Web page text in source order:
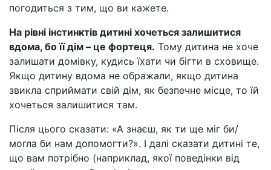
погодиться з тим, що ви кажете.
На рівні інстинктів дитині хочеться залишитися
вдома, бо її дім – це фортеця. Тому дитина не хоче
залишати домівку, кудись їхати чи бігти в сховище.
Якщо дитину вдома не ображали, якщо дитина
звикла сприймати свій дім, як безпечне місце, то їй
хочеться залишитися там.
Після цього сказати: «А знаєш, як ти ще міг би/
могла би нам допомогти?». І далі сказати дитині те,
що вам потрібно (наприклад, якої поведінки від